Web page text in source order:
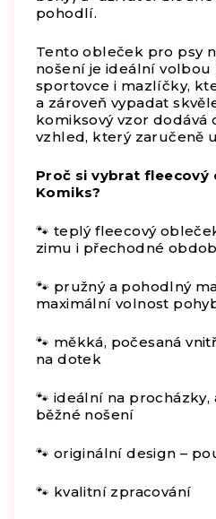
pohodlí.
Tento obleček pro psy
nošení je ideální volbou
sportovce i mazlíčky,
a zároveň vypadat
komiksový vzor dodává
vzhled, který zaručeně
Proč si vybrat fleecový
Komiks?
🐾 teplý fleecový
zimu i přechodné
🐾 pružný a pohodlný
maximální volnost
🐾 měkká, počesaná
na dotek
🐾 ideální na procházky,
běžné nošení
🐾 originální design –
🐾 kvalitní zpracování